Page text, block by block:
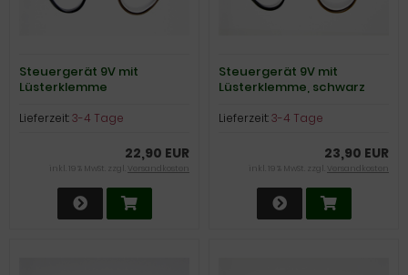
Steuergerät 9V mit
Lüsterklemme
Lieferzeit:3-4 Tage
22,90 EUR
inkl. 19 % MwSt. zzgl. Versandkosten
Steuergerät 9V mit
Lüsterklemme, schwarz
Lieferzeit:3-4 Tage
23,90 EUR
inkl. 19 % MwSt. zzgl. Versandkosten